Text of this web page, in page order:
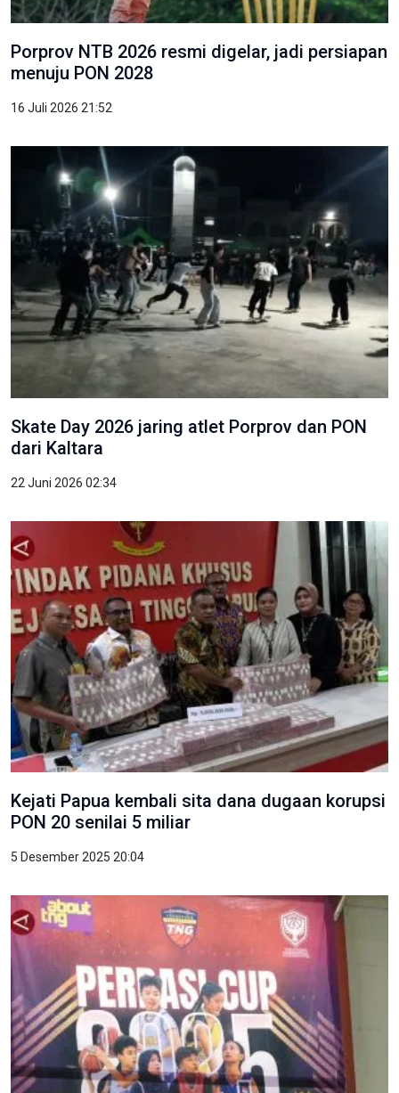
Porprov NTB 2026 resmi digelar, jadi persiapan
menuju PON 2028
16 Juli 2026 21:52
Skate Day 2026 jaring atlet Porprov dan PON
dari Kaltara
22 Juni 2026 02:34
Kejati Papua kembali sita dana dugaan korupsi
PON 20 senilai 5 miliar
5 Desember 2025 20:04